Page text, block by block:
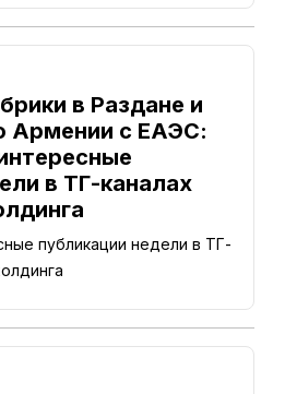
в Раздане и
Армении с ЕАЭС:
в ТГ-каналах
публикации недели в ТГ-